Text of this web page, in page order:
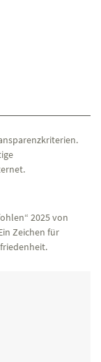
2025 von
Zeichen für